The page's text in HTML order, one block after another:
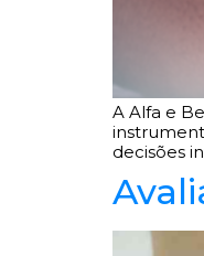
A Alfa e
decisões